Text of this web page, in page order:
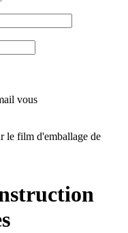
vous
le film d'emballage de